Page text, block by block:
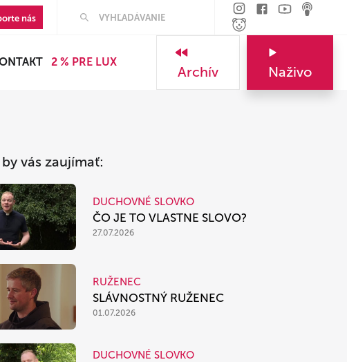
nás
2 % PRE LUX
Archív Naživo
vás zaujímať:
DUCHOVNÉ SLOVKO
ČO JE TO VLASTNE SLOVO?
27.07.2026
RUŽENEC
SLÁVNOSTNÝ RUŽENEC
01.07.2026
DUCHOVNÉ SLOVKO